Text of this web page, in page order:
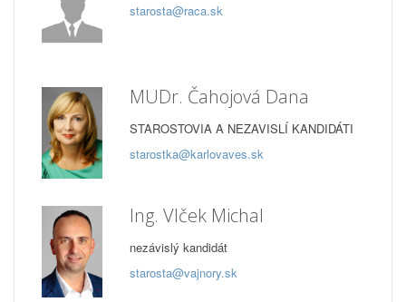
starosta@raca.sk
MUDr. Čahojová Dana
STAROSTOVIA A NEZAVISLÍ KANDIDÁTI
starostka@karlovaves.sk
Ing. Vlček Michal
nezávislý kandidát
starosta@vajnory.sk